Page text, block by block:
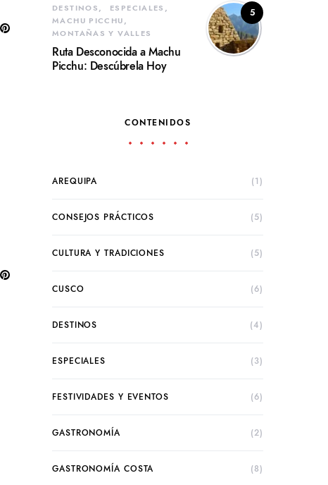
5
DESTINOS
ESPECIALES
MACHU PICCHU
MONTAÑAS Y VALLES
Ruta Desconocida a Machu
Picchu: Descúbrela Hoy
CONTENIDOS
AREQUIPA (1)
CONSEJOS PRÁCTICOS (5)
CULTURA Y TRADICIONES (5)
CUSCO (6)
DESTINOS (4)
ESPECIALES (3)
FESTIVIDADES Y EVENTOS (6)
GASTRONOMÍA (2)
GASTRONOMÍA COSTA (8)